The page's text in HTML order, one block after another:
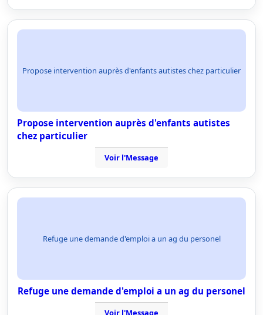
Propose intervention auprès d'enfants autistes chez particulier
Propose intervention auprès d'enfants autistes
chez particulier
Voir l'Message
Refuge une demande d'emploi a un ag du personel
Refuge une demande d'emploi a un ag du personel
Voir l'Message